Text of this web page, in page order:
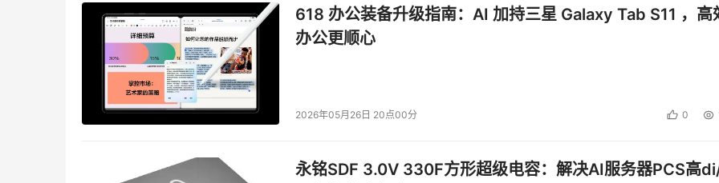
618 办公装备升级指南：AI 加持三星 Galaxy Tab S11 ，高
办公更顺心
2026年05月26日 20点00分 0
永铭SDF 3.0V 330F方形超级电容：解决AI服务器PCS高